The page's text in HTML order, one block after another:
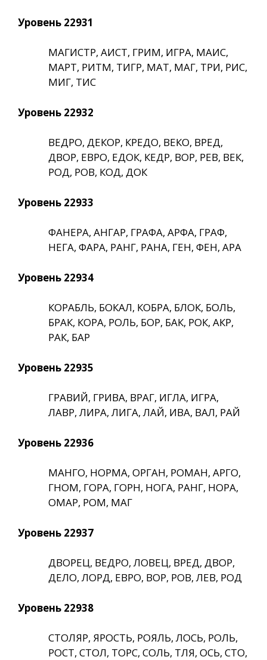
Уровень 22931
МАГИСТР, АИСТ, ГРИМ, ИГРА, МАИС,
МАРТ, РИТМ, ТИГР, МАТ, МАГ, ТРИ, РИС,
МИГ, ТИС
Уровень 22932
ВЕДРО, ДЕКОР, КРЕДО, ВЕКО, ВРЕД,
ДВОР, ЕВРО, ЕДОК, КЕДР, ВОР, РЕВ, ВЕК,
РОД, РОВ, КОД, ДОК
Уровень 22933
ФАНЕРА, АНГАР, ГРАФА, АРФА, ГРАФ,
НЕГА, ФАРА, РАНГ, РАНА, ГЕН, ФЕН, АРА
Уровень 22934
КОРАБЛЬ, БОКАЛ, КОБРА, БЛОК, БОЛЬ,
БРАК, КОРА, РОЛЬ, БОР, БАК, РОК, АКР,
РАК, БАР
Уровень 22935
ГРАВИЙ, ГРИВА, ВРАГ, ИГЛА, ИГРА,
ЛАВР, ЛИРА, ЛИГА, ЛАЙ, ИВА, ВАЛ, РАЙ
Уровень 22936
МАНГО, НОРМА, ОРГАН, РОМАН, АРГО,
ГНОМ, ГОРА, ГОРН, НОГА, РАНГ, НОРА,
ОМАР, РОМ, МАГ
Уровень 22937
ДВОРЕЦ, ВЕДРО, ЛОВЕЦ, ВРЕД, ДВОР,
ДЕЛО, ЛОРД, ЕВРО, ВОР, РОВ, ЛЕВ, РОД
Уровень 22938
СТОЛЯР, ЯРОСТЬ, РОЯЛЬ, ЛОСЬ, РОЛЬ,
РОСТ, СТОЛ, ТОРС, СОЛЬ, ТЛЯ, ОСЬ, СТО,